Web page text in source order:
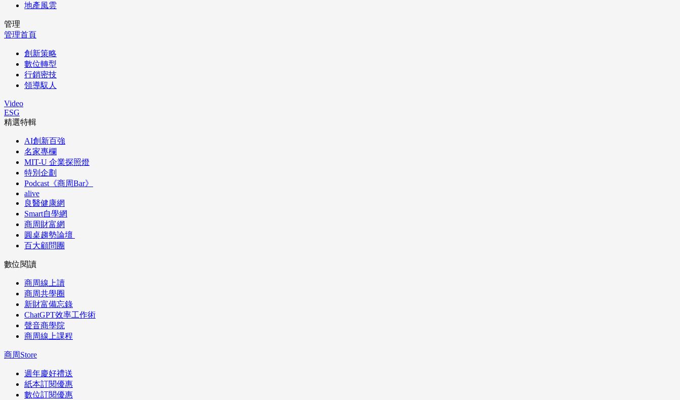
地產風雲
管理
管理首頁
創新策略
數位轉型
行銷密技
領導馭人
Video
ESG
精選特輯
AI創新百強
名家專欄
MIT-U 企業探照燈
特別企劃
Podcast《商周Bar》
alive
良醫健康網
Smart自學網
商周財富網
圓桌趨勢論壇
百大顧問團
數位閱讀
商周線上讀
商周共學圈
新財富備忘錄
ChatGPT效率工作術
聲音商學院
商周線上課程
商周Store
週年慶好禮送
紙本訂閱優惠
數位訂閱優惠